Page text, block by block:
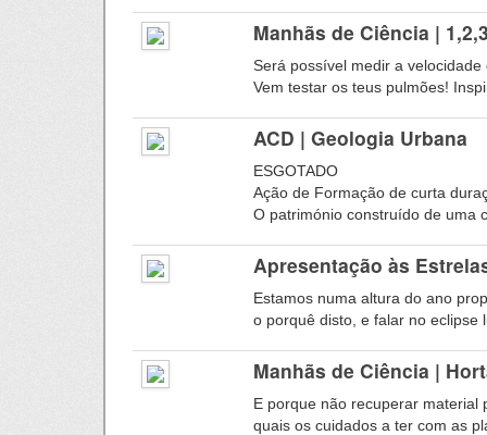
Manhãs de Ciência |
Será possível medir a velocidade
Vem testar os teus pulmões!
ACD | Geologia Urbana
ESGOTADO
Ação de Formação de curta
O património construído de uma
Apresentação às
Estamos numa altura do ano
o porquê disto, e falar no eclipse
Manhãs de Ciência |
E porque não recuperar material
quais os cuidados a ter com as